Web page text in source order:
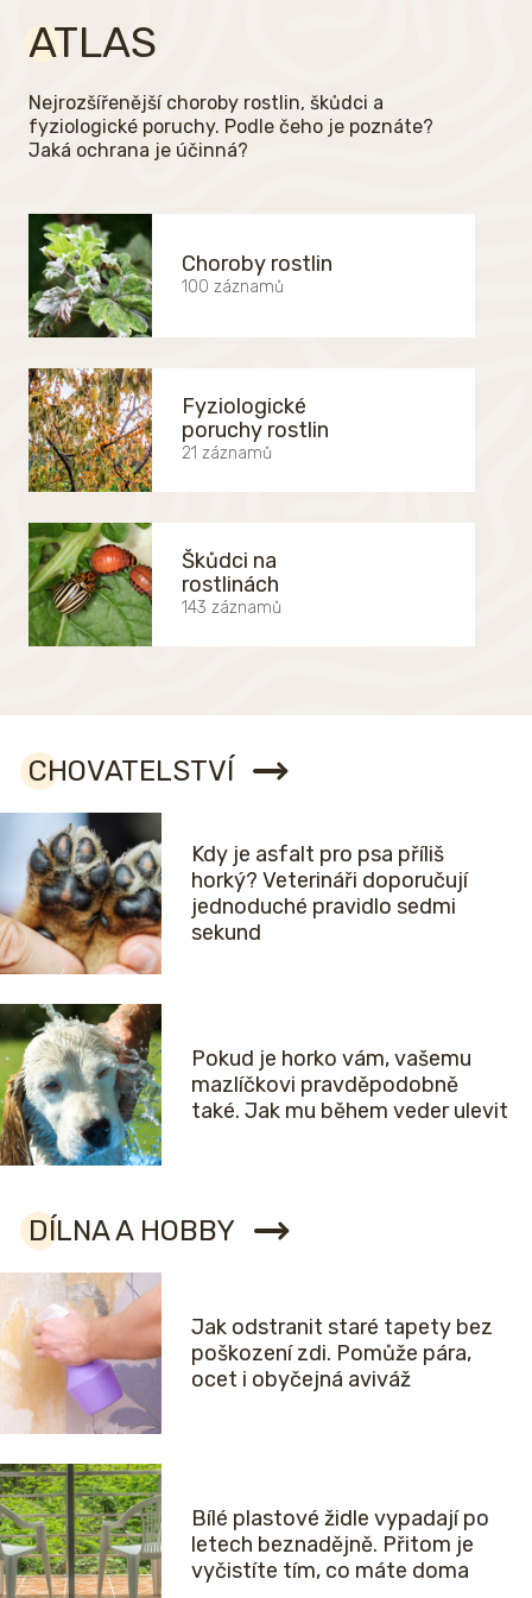
ATLAS
Nejrozšířenější choroby rostlin, škůdci a
fyziologické poruchy. Podle čeho je poznáte?
Jaká ochrana je účinná?
Choroby rostlin
100 záznamů
Fyziologické
poruchy rostlin
21 záznamů
Škůdci na
rostlinách
143 záznamů
CHOVATELSTVÍ
Kdy je asfalt pro psa příliš
horký? Veterináři doporučují
jednoduché pravidlo sedmi
sekund
Pokud je horko vám, vašemu
mazlíčkovi pravděpodobně
také. Jak mu během veder ulevit
DÍLNA A HOBBY
Jak odstranit staré tapety bez
poškození zdi. Pomůže pára,
ocet i obyčejná aviváž
Bílé plastové židle vypadají po
letech beznadějně. Přitom je
vyčistíte tím, co máte doma